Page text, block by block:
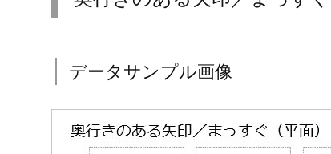
1.2. 奥行きのある矢印／まっすぐ内容
3.
PNG透明形式画像版ダウンロード
5.ワード版ダウンロード